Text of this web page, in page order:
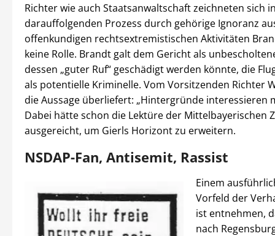
Richter wie auch Staatsanwaltschaft zeichneten sich
darauffolgenden Prozess durch gehörige Ignoranz
offenkundigen rechtsextremistischen Aktivitäten
keine Rolle. Brandt galt dem Gericht als
dessen „guter Ruf“ geschädigt werden könnte, die
als potentielle Kriminelle. Vom Vorsitzenden Richter
die Aussage überliefert: „Hintergründe interessieren
Dabei hätte schon die Lektüre der Mittelbayerischen
ausgereicht, um Gierls Horizont zu erweitern.
NSDAP-Fan, Antisemit, Rassist
Einem
Vorfeld der
ist entnehmen,
nach